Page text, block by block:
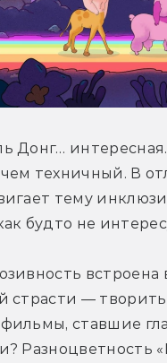
Донг…
техничный. В
тему
будто не
страсти —
ставшие
Разноцветность